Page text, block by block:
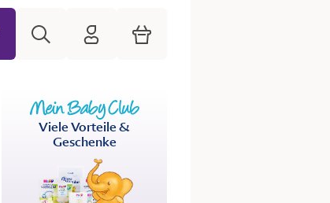
HiPP Mein Babyclub
Warenkorb
Viele Vorteile &
Geschenke